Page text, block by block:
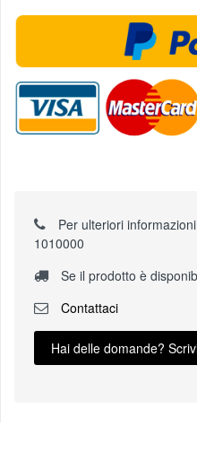
Per ulteriori
1010000
Se il prodotto è
Contattaci
Hai delle domande?